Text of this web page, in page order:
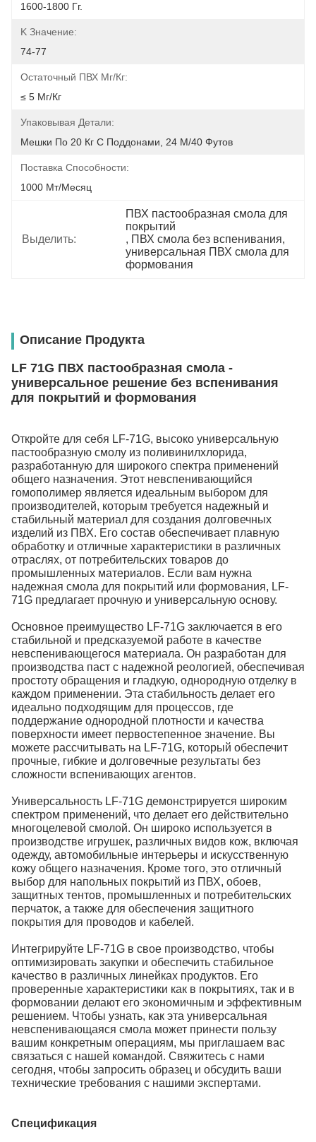
1600-1800 Гг.
K Значение:
74-77
Остаточный ПВХ Мг/кг:
≤ 5 Мг/кг
Упаковывая Детали:
Мешки По 20 Кг С Поддонами, 24 М/40 Футов
Поставка Способности:
1000 Мт/месяц
Выделить:
ПВХ пастообразная смола для
покрытий
, ПВХ смола без вспенивания,
универсальная ПВХ смола для
формования
Описание Продукта
LF 71G ПВХ пастообразная смола -
универсальное решение без вспенивания
для покрытий и формования
Откройте для себя LF-71G, высоко универсальную
пастообразную смолу из поливинилхлорида,
разработанную для широкого спектра применений
общего назначения. Этот невспенивающийся
гомополимер является идеальным выбором для
производителей, которым требуется надежный и
стабильный материал для создания долговечных
изделий из ПВХ. Его состав обеспечивает плавную
обработку и отличные характеристики в различных
отраслях, от потребительских товаров до
промышленных материалов. Если вам нужна
надежная смола для покрытий или формования, LF-
71G предлагает прочную и универсальную основу.
Основное преимущество LF-71G заключается в его
стабильной и предсказуемой работе в качестве
невспенивающегося материала. Он разработан для
производства паст с надежной реологией, обеспечивая
простоту обращения и гладкую, однородную отделку в
каждом применении. Эта стабильность делает его
идеально подходящим для процессов, где
поддержание однородной плотности и качества
поверхности имеет первостепенное значение. Вы
можете рассчитывать на LF-71G, который обеспечит
прочные, гибкие и долговечные результаты без
сложности вспенивающих агентов.
Универсальность LF-71G демонстрируется широким
спектром применений, что делает его действительно
многоцелевой смолой. Он широко используется в
производстве игрушек, различных видов кож, включая
одежду, автомобильные интерьеры и искусственную
кожу общего назначения. Кроме того, это отличный
выбор для напольных покрытий из ПВХ, обоев,
защитных тентов, промышленных и потребительских
перчаток, а также для обеспечения защитного
покрытия для проводов и кабелей.
Интегрируйте LF-71G в свое производство, чтобы
оптимизировать закупки и обеспечить стабильное
качество в различных линейках продуктов. Его
проверенные характеристики как в покрытиях, так и в
формовании делают его экономичным и эффективным
решением. Чтобы узнать, как эта универсальная
невспенивающаяся смола может принести пользу
вашим конкретным операциям, мы приглашаем вас
связаться с нашей командой. Свяжитесь с нами
сегодня, чтобы запросить образец и обсудить ваши
технические требования с нашими экспертами.
Спецификация